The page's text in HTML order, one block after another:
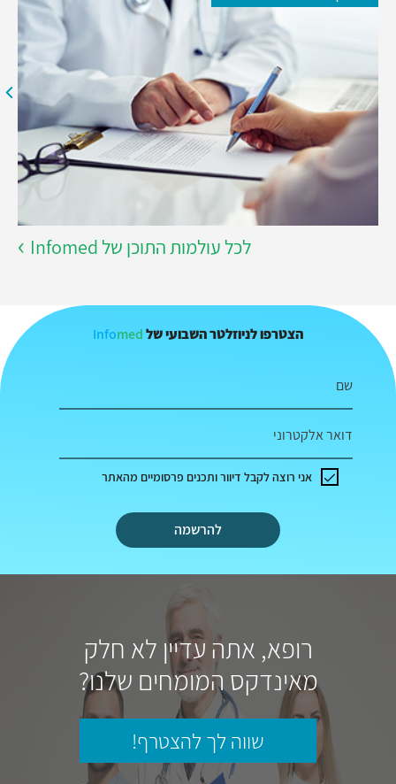
לכל עולמות התוכן של Infomed
הצטרפו לניוזלטר השבועי של Infomed
שם
דואר אלקטרוני
להרשמה
אני רוצה לקבל דיוור ותכנים פרסומיים מהאתר
רופא, אתה עדיין לא חלק
מאינדקס המומחים שלנו?
שווה לך להצטרף!